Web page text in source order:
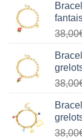
38,00
38,00
38,00